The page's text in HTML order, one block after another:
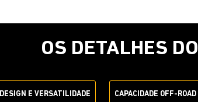
OS DETALHES
DESIGN E VERSATILIDADE CAPACIDADE OFF-ROAD